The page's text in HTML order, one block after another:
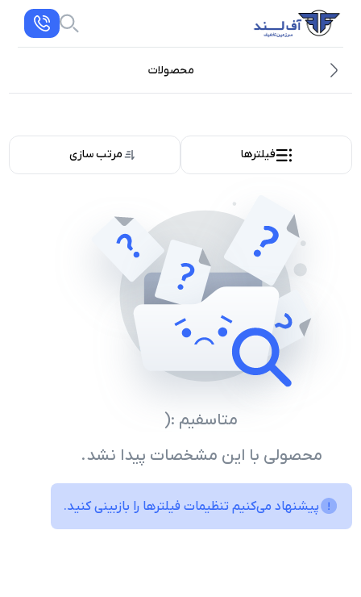
محصولات
فیلترها مرتب سازی
متاسفیم :(
محصولی با این مشخصات پیدا نشد.
پیشنهاد می‌کنیم تنظیمات فیلترها را بازبینی کنید.